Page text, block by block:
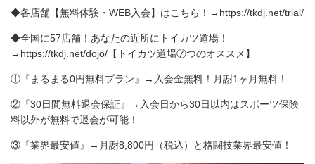
◆各店舗【無料体験・WEB入会】はこちら！→https://tkdj.net/trial/
◆全国に57店舗！あなたの近所にトイカツ道場！
→https://tkdj.net/dojo/【トイカツ道場⑦つのオススメ】
①『まるまる0円無料プラン』→入会金無料！月謝1ヶ月無料！
②『30日間無料退会保証』→入会日から30日以内はスポーツ保険
料以外が無料で退会が可能！
③『業界最安値』→月謝8,800円（税込）と格闘技業界最安値！